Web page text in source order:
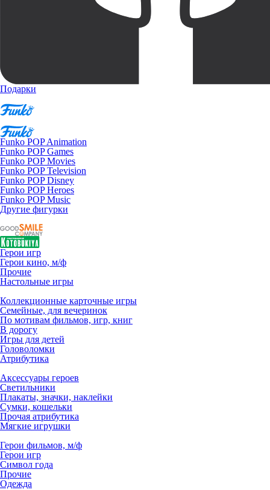
Подарки
Funko POP Animation
Funko POP Games
Funko POP Movies
Funko POP Television
Funko POP Disney
Funko POP Heroes
Funko POP Music
Другие фигурки
Герои игр
Герои кино, м/ф
Прочие
Настольные игры
Коллекционные карточные игры
Семейные, для вечеринок
По мотивам фильмов, игр, книг
В дорогу
Игры для детей
Головоломки
Атрибутика
Аксессуары героев
Светильники
Плакаты, значки, наклейки
Сумки, кошельки
Прочая атрибутика
Мягкие игрушки
Герои фильмов, м/ф
Герои игр
Символ года
Прочие
Одежда